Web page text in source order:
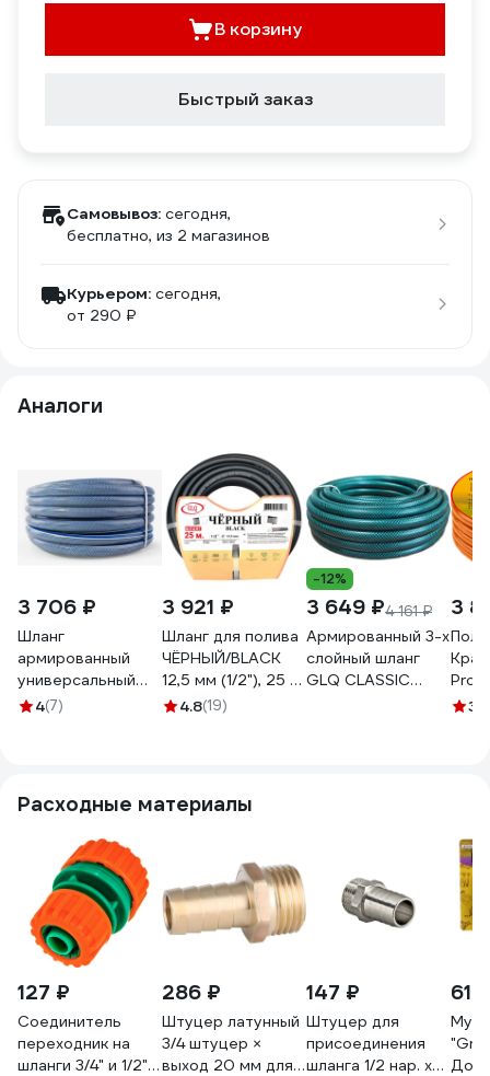
В корзину
Быстрый заказ
Самовывоз: сегодня,
бесплатно, из 2 магазинов
Курьером: сегодня,
от 290 ₽
Аналоги
3 706 ₽
Шланг
армированный
универсальный
НОВЭМ ЮНИВЕСТ
4(7)
3 921 ₽
Шланг для полива
ЧЁРНЫЙ/BLACK
12,5 мм (1/2"), 25 м
GLQ ДжиЭлКью B
4.8(19)
-12%
3 649 ₽4 161 ₽
Армированный 3-х
слойный шланг
GLQ CLASSIC
3
50м
3
Расходные материалы
127 ₽
Соединитель
переходник на
шланги 3/4" и 1/2"
286 ₽
Штуцер латунный
3/4 штуцер ×
выход 20 мм для
147 ₽
Штуцер для
присоединения
шланга 1/2 нар. х
61